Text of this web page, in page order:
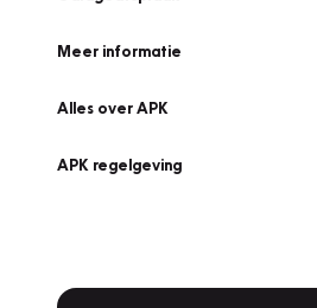
Meer informatie
Alles over APK
APK regelgeving